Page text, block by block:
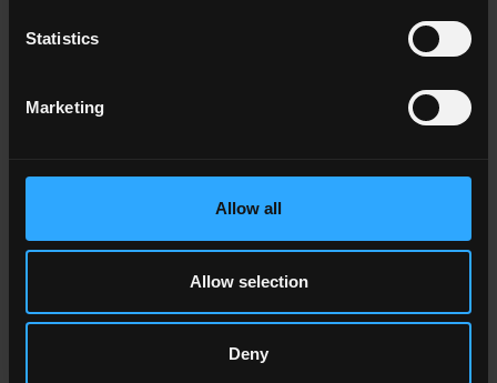
Statistics
Marketing
Allow all
Allow selection
Deny